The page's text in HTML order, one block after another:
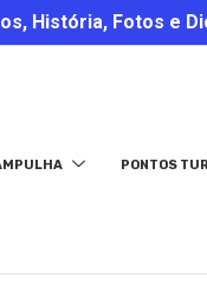
História, Fotos e
PONTOS